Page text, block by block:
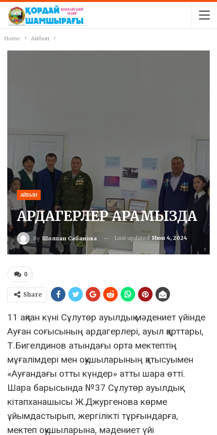
Home Айбын
АЙБЫН
АРДАГЕРЛЕР АРАМЫЗДА
By Шолпан Сабанова Last updated Июн 4, 2024
0
Share
11 ақпан күні Сұлутөр ауылдық мәдениет үйінде
Ауған соғысының ардагерлері, ауыл қарттары,
Т.Бигелдинов атындағы орта мектептің
мұғалімдері мен оқушыларының қатысуымен
«Ауғандағы отты күндер» атты шара өтті.
Шара барысында №37 Сұлутөр ауылдық
кітапханашысы Ж.Джургенова көрме
ұйымдастырып, жергілікті тұрғындарға,
мектеп оқушыларына, мәдениет үйі